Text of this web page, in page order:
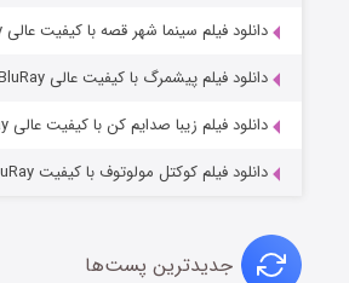
دانلود فیلم سینما شهر قصه با کیفیت عالی BluRay
دانلود فیلم پیشمرگ با کیفیت عالی BluRay
دانلود فیلم زیبا صدایم کن با کیفیت عالی BluRay
دانلود فیلم کوکتل مولوتوف با کیفیت BluRay
جدیدترین پست‌ها